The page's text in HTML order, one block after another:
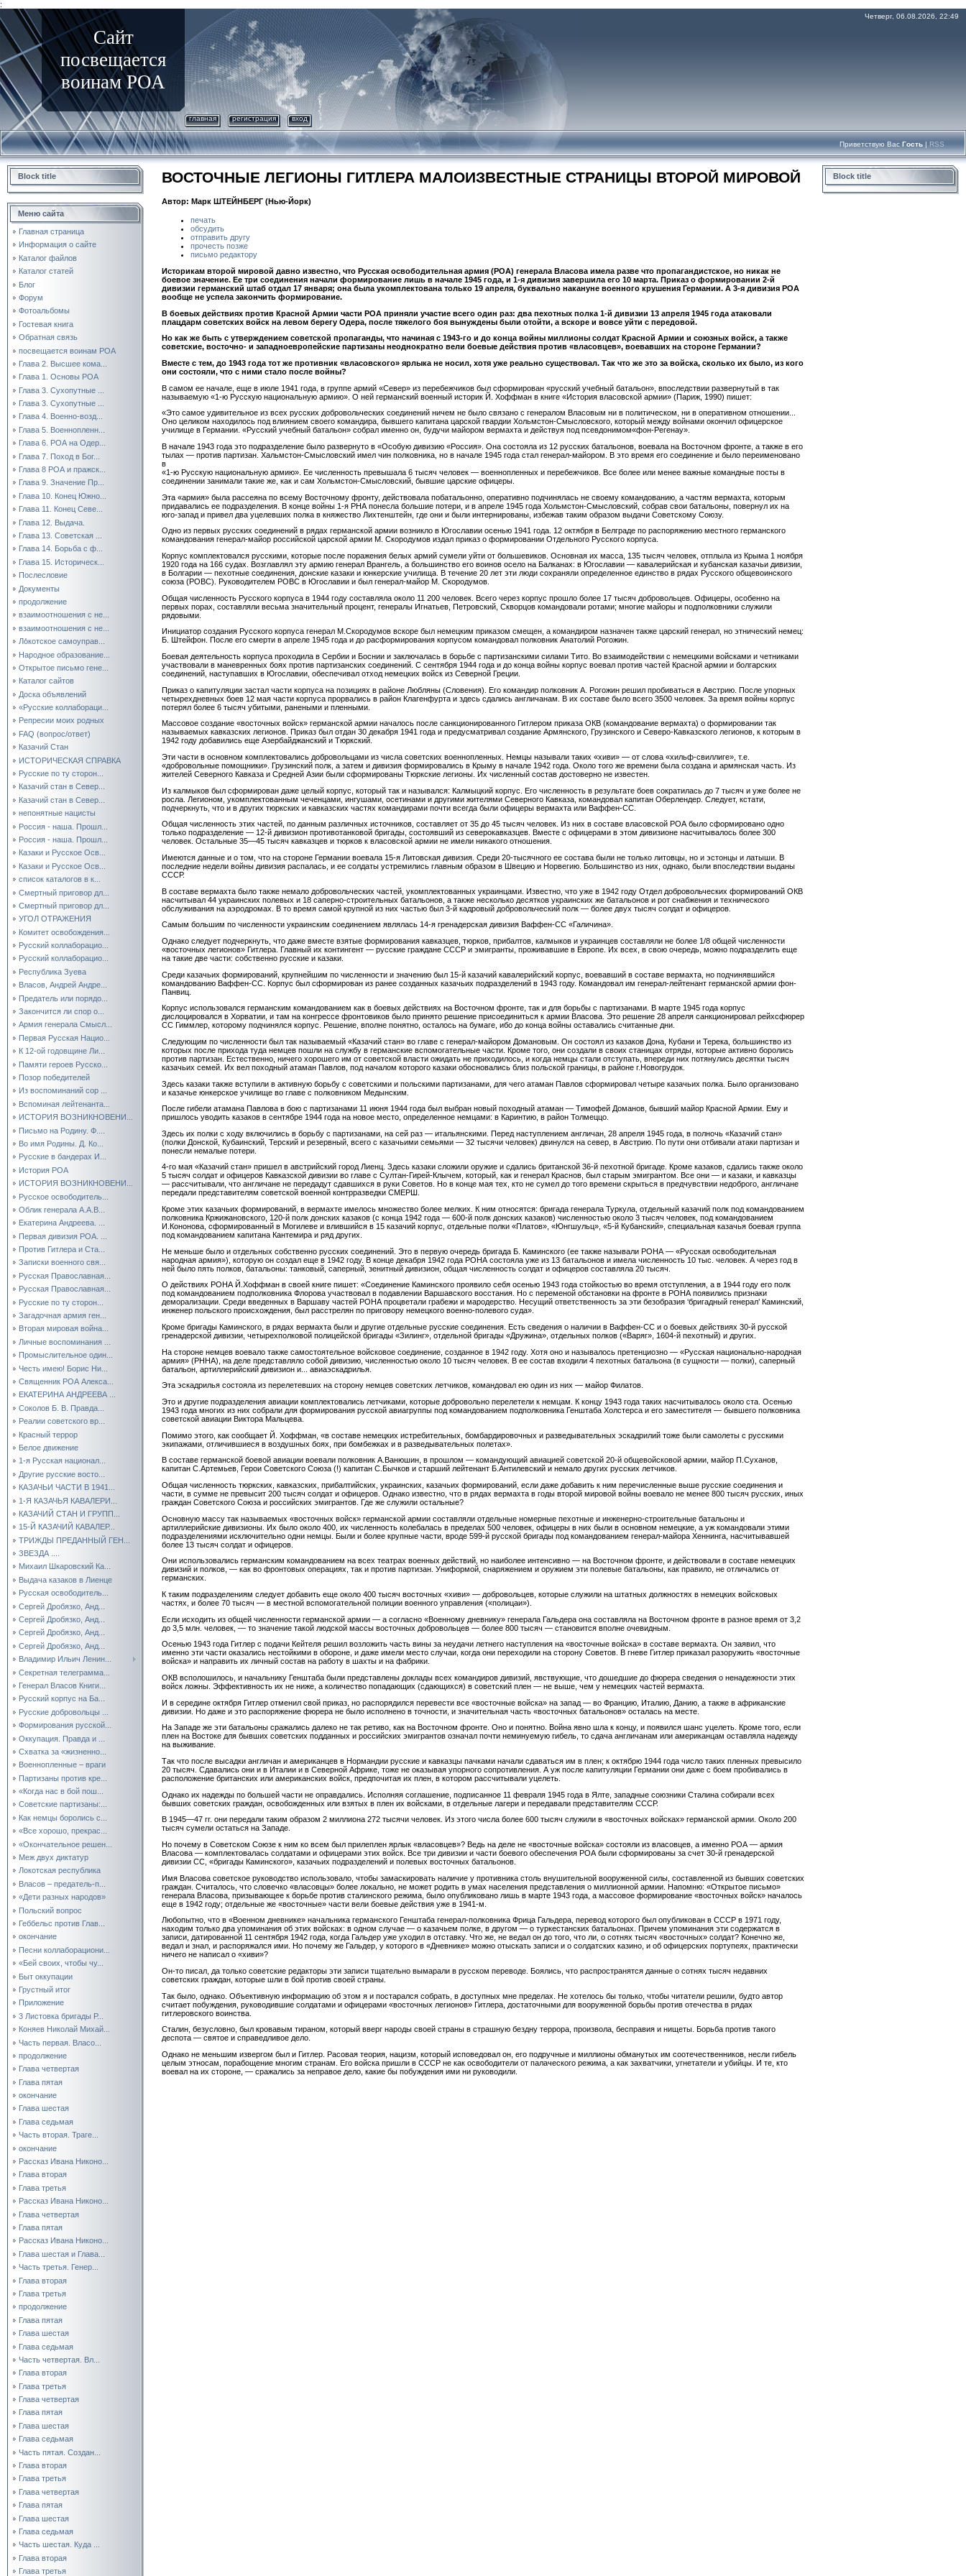
:
Сайт
посвещается
воинам РОА
Четверг, 06.08.2026, 22:49
главная регистрация вход
Приветствую Вас Гость | RSS
Block title
Меню сайта
Главная страница
Информация о сайте
Каталог файлов
Каталог статей
Блог
Форум
Фотоальбомы
Гостевая книга
Обратная связь
посвещается воинам РОА
Глава 2. Высшее кома...
Глава 1. Основы РОА
Глава 3. Сухопутные ...
Глава 3. Сухопутные ...
Глава 4. Военно-возд...
Глава 5. Военнопленн...
Глава 6. РОА на Одер...
Глава 7. Поход в Бог...
Глава 8 РОА и пражск...
Глава 9. Значение Пр...
Глава 10. Конец Южно...
Глава 11. Конец Севе...
Глава 12. Выдача.
Глава 13. Советская ...
Глава 14. Борьба с ф...
Глава 15. Историческ...
Послесловие
Документы
продолжение
взаимоотношения с не...
взаимоотношения с не...
Ло́котское самоуправ...
Народное образование...
Открытое письмо гене...
Каталог сайтов
Доска объявлений
«Русские коллабораци...
Репресии моих родных
FAQ (вопрос/ответ)
Казачий Стан
ИСТОРИЧЕСКАЯ СПРАВКА
Русские по ту сторон...
Казачий стан в Север...
Казачий стан в Север...
непонятные нацисты
Россия - наша. Прошл...
Россия - наша. Прошл...
Казаки и Русское Осв...
Казаки и Русское Осв...
список каталогов в к...
Смертный приговор дл...
Смертный приговор дл...
УГОЛ ОТРАЖЕНИЯ
Комитет освобождения...
Русский коллаборацио...
Русский коллаборацио...
Республика Зуева
Власов, Андрей Андре...
Предатель или порядо...
Закончится ли спор о...
Армия генерала Смысл...
Первая Русская Нацио...
К 12-ой годовщине Ли...
Памяти героев Русско...
Позор победителей
Из воспоминаний сор ...
Вспоминая лейтенанта...
ИСТОРИЯ ВОЗНИКНОВЕНИ...
Письмо на Родину. Ф....
Во имя Родины. Д. Ко...
Русские в бандерах И...
История РОА
ИСТОРИЯ ВОЗНИКНОВЕНИ...
Русское освободитель...
Облик генерала А.А.В...
Екатерина Андреева. ...
Первая дивизия РОА. ...
Против Гитлера и Ста...
Записки военного свя...
Русская Православная...
Русская Православная...
Русские по ту сторон...
Загадочная армия ген...
Вторая мировая война...
Личные воспоминания ...
Промыслительное один...
Честь имею! Борис Ни...
Священник РОА Алекса...
ЕКАТЕРИНА АНДРЕЕВА ...
Соколов Б. В. Правда...
Реалии советского вр...
Красный террор
Белое движение
1-я Русская национал...
Другие русские восто...
КАЗАЧЬИ ЧАСТИ В 1941...
1-Я КАЗАЧЬЯ КАВАЛЕРИ...
КАЗАЧИЙ СТАН И ГРУПП...
15-Й КАЗАЧИЙ КАВАЛЕР...
ТРИЖДЫ ПРЕДАННЫЙ ГЕН...
ЗВЕЗДА ....
Михаил Шкаровский Ка...
Выдача казаков в Лиенце
Русская освободитель...
Сергей Дробязко, Анд...
Сергей Дробязко, Анд...
Сергей Дробязко, Анд...
Сергей Дробязко, Анд...
Владимир Ильич Ленин...
Секретная телеграмма...
Генерал Власов Книги...
Русский корпус на Ба...
Русские добровольцы ...
Формирования русской...
Оккупация. Правда и ...
Схватка за «жизненно...
Военнопленные – враги
Партизаны против кре...
«Когда нас в бой пош...
Советские партизаны:...
Как немцы боролись с...
«Все хорошо, прекрас...
«Окончательное решен...
Меж двух диктатур
Локотская республика
Власов – предатель-п...
«Дети разных народов»
Польский вопрос
Геббельс против Глав...
окончание
Песни коллаборациони...
«Бей своих, чтобы чу...
Быт оккупации
Грустный итог
Приложение
3 Листовка бригады Р...
Коняев Николай Михай...
Часть первая. Власо...
продолжение
Глава четвертая
Глава пятая
окончание
Глава шестая
Глава седьмая
Часть вторая. Траге...
окончание
Рассказ Ивана Никоно...
Глава вторая
Глава третья
Рассказ Ивана Никоно...
Глава четвертая
Глава пятая
Рассказ Ивана Никоно...
Глава шестая и Глава...
Часть третья. Генер...
Глава вторая
Глава третья
продолжение
Глава пятая
Глава шестая
Глава седьмая
Часть четвертая. Вл...
Глава вторая
Глава третья
Глава четвертая
Глава пятая
Глава шестая
Глава седьмая
Часть пятая. Создан...
Глава вторая
Глава третья
Глава четвертая
Глава пятая
Глава шестая
Глава седьмая
Часть шестая. Куда ...
Глава вторая
Глава третья
ВОСТОЧНЫЕ ЛЕГИОНЫ ГИТЛЕРА МАЛОИЗВЕСТНЫЕ СТРАНИЦЫ ВТОРОЙ МИРОВОЙ
Автор: Марк ШТЕЙНБЕРГ (Нью-Йорк)
печать
обсудить
отправить другу
прочесть позже
письмо редактору
Историкам второй мировой давно известно, что Русская освободительная армия (РОА) генерала Власова имела разве что пропагандистское, но никак не
боевое значение. Ее три соединения начали формирование лишь в начале 1945 года, и 1-я дивизия завершила его 10 марта. Приказ о формировании 2-й
дивизии германский штаб отдал 17 января; она была укомплектована только 19 апреля, буквально накануне военного крушения Германии. А 3-я дивизия РОА
вообще не успела закончить формирование.
В боевых действиях против Красной Армии части РОА приняли участие всего один раз: два пехотных полка 1-й дивизии 13 апреля 1945 года атаковали
плацдарм советских войск на левом берегу Одера, после тяжелого боя вынуждены были отойти, а вскоре и вовсе уйти с передовой.
Но как же быть с утверждением советской пропаганды, что начиная с 1943-го и до конца войны миллионы солдат Красной Армии и союзных войск, а также
советские, восточно- и западноевропейские партизаны неоднократно вели боевые действия против «власовцев», воевавших на стороне Германии?
Вместе с тем, до 1943 года тот же противник «власовского» ярлыка не носил, хотя уже реально существовал. Так что же это за войска, сколько их было, из кого
они состояли, что с ними стало после войны?
В самом ее начале, еще в июле 1941 года, в группе армий «Север» из перебежчиков был сформирован «русский учебный батальон», впоследствии развернутый в так
называемую «1-ю Русскую национальную армию». О ней германский военный историк Й. Хоффман в книге «История власовской армии» (Париж, 1990) пишет:
«Это самое удивительное из всех русских добровольческих соединений ничем не было связано с генералом Власовым ни в политическом, ни в оперативном отношении...
Оно целиком находилось под влиянием своего командира, бывшего капитана царской гвардии Хольмстон-Смысловского, который между войнами окончил офицерское
училище в Германии. «Русский учебный батальон» собрал именно он, будучи майором вермахта и действуя под псевдонимом«фон-Регенау».
В начале 1943 года это подразделение было развернуто в «Особую дивизию «Россия». Она состояла из 12 русских батальонов, воевала на Восточном фронте, а также в его
тылах — против партизан. Хальмстон-Смысловский имел чин полковника, но в начале 1945 года стал генерал-майором. В это время его соединение и было переименовано
в
«1-ю Русскую национальную армию». Ее численность превышала 6 тысяч человек — военнопленных и перебежчиков. Все более или менее важные командные посты в
соединении занимали такие же, как и сам Хольмстон-Смысловский, бывшие царские офицеры.
Эта «армия» была рассеяна по всему Восточному фронту, действовала побатальонно, оперативно подчинялась не своему командованию, а частям вермахта, которым
придавались ее подразделения. В конце войны 1-я РНА понесла большие потери, и в апреле 1945 года Хольмстон-Смысловский, собрав свои батальоны, повернул их на
юго-запад и привел два уцелевших полка в княжество Лихтенштейн, где они и были интернированы, избежав таким образом выдачи Советскому Союзу.
Одно из первых русских соединений в рядах германской армии возникло в Югославии осенью 1941 года. 12 октября в Белграде по распоряжению местного германского
командования генерал-майор российской царской армии М. Скородумов издал приказ о формировании Отдельного Русского корпуса.
Корпус комплектовался русскими, которые после поражения белых армий сумели уйти от большевиков. Основная их масса, 135 тысяч человек, отплыла из Крыма 1 ноября
1920 года на 166 судах. Возглавлял эту армию генерал Врангель, а большинство его воинов осело на Балканах: в Югославии — кавалерийская и кубанская казачьи дивизии,
в Болгарии — пехотные соединения, донские казаки и юнкерские училища. В течение 20 лет эти люди сохраняли определенное единство в рядах Русского общевоинского
союза (РОВС). Руководителем РОВС в Югославии и был генерал-майор М. Скородумов.
Общая численность Русского корпуса в 1944 году составляла около 11 200 человек. Всего через корпус прошло более 17 тысяч добровольцев. Офицеры, особенно на
первых порах, составляли весьма значительный процент, генералы Игнатьев, Петровский, Скворцов командовали ротами; многие майоры и подполковники служили
рядовыми.
Инициатор создания Русского корпуса генерал М.Скородумов вскоре был немецким приказом смещен, а командиром назначен также царский генерал, но этнический немец:
Б. Штейфон. После его смерти в апреле 1945 года и до расформирования корпусом командовал полковник Анатолий Рогожин.
Боевая деятельность корпуса проходила в Сербии и Боснии и заключалась в борьбе с партизанскими силами Тито. Во взаимодействии с немецкими войсками и четниками
участвовали в маневренных боях против партизанских соединений. С сентября 1944 года и до конца войны корпус воевал против частей Красной армии и болгарских
соединений, наступавших в Югославии, обеспечивал отход немецких войск из Северной Греции.
Приказ о капитуляции застал части корпуса на позициях в районе Любляны (Словения). Его командир полковник А. Рогожин решил пробиваться в Австрию. После упорных
четырехдневных боев 12 мая части корпуса прорвались в район Клагенфурта и здесь сдались англичанам. В их составе было всего 3500 человек. За время войны корпус
потерял более 6 тысяч убитыми, ранеными и пленными.
Массовое создание «восточных войск» германской армии началось после санкционированного Гитлером приказа ОКВ (командование вермахта) о формировании так
называемых кавказских легионов. Приказ был отдан 30 декабря 1941 года и предусматривал создание Армянского, Грузинского и Северо-Кавказского легионов, к которым в
1942 году добавились еще Азербайджанский и Тюркский.
Эти части в основном комплектовались добровольцами из числа советских военнопленных. Немцы называли таких «хиви» — от слова «хильф-свиллиге», т.е.
«добровольные помощники». Грузинский полк, а затем и дивизия формировались в Крыму в начале 1942 года. Около того же времени была создана и армянская часть. Из
жителей Северного Кавказа и Средней Азии были сформированы Тюркские легионы. Их численный состав достоверно не известен.
Из калмыков был сформирован даже целый корпус, который так и назывался: Калмыцкий корпус. Его численность в результате боев сократилась до 7 тысяч и уже более не
росла. Легионом, укомплектованным чеченцами, ингушами, осетинами и другими жителями Северного Кавказа, командовал капитан Оберлендер. Следует, кстати,
подчеркнуть, что и в других тюркских и кавказских частях командирами почти всегда были офицеры вермахта или Ваффен-СС.
Общая численность этих частей, по данным различных источников, составляет от 35 до 45 тысяч человек. Из них в составе власовской РОА было сформировано одно
только подразделение — 12-й дивизион противотанковой бригады, состоявший из северокавказцев. Вместе с офицерами в этом дивизионе насчитывалось более 300
человек. Остальные 35—45 тысяч кавказцев и тюрков к власовской армии не имели никакого отношения.
Имеются данные и о том, что на стороне Германии воевала 15-я Литовская дивизия. Среди 20-тысячного ее состава были не только литовцы, но и эстонцы и латыши. В
последние недели войны дивизия распалась, и ее солдаты устремились главным образом в Швецию и Норвегию. Большинство из них, однако, были впоследствии выданы
СССР.
В составе вермахта было также немало добровольческих частей, укомплектованных украинцами. Известно, что уже в 1942 году Отдел добровольческих формирований ОКВ
насчитывал 44 украинских полевых и 18 саперно-строительных батальонов, а также несколько десятков украинских же батальонов и рот снабжения и технического
обслуживания на аэродромах. В то время самой крупной из них частью был 3-й кадровый добровольческий полк — более двух тысяч солдат и офицеров.
Самым большим по численности украинским соединением являлась 14-я гренадерская дивизия Ваффен-СС «Галичина».
Однако следует подчеркнуть, что даже вместе взятые формирования кавказцев, тюрков, прибалтов, калмыков и украинцев составляли не более 1/8 общей численности
«восточных легионов» Гитлера. Главный их контингент — русские граждане СССР и эмигранты, проживавшие в Европе. Их всех, в свою очередь, можно подразделить еще
на такие две части: собственно русские и казаки.
Среди казачьих формирований, крупнейшим по численности и значению был 15-й казачий кавалерийский корпус, воевавший в составе вермахта, но подчинявшийся
командованию Ваффен-СС. Корпус был сформирован из ранее созданных казачьих подразделений в 1943 году. Командовал им генерал-лейтенант германской армии фон-
Панвиц.
Корпус использовался германским командованием как в боевых действиях на Восточном фронте, так и для борьбы с партизанами. В марте 1945 года корпус
дислоцировался в Хорватии, и там на конгрессе фронтовиков было принято решение присоединиться к армии Власова. Это решение 28 апреля санкционировал рейхсфюрер
СС Гиммлер, которому подчинялся корпус. Решение, вполне понятно, осталось на бумаге, ибо до конца войны оставались считанные дни.
Следующим по численности был так называемый «Казачий стан» во главе с генерал-майором Домановым. Он состоял из казаков Дона, Кубани и Терека, большинство из
которых после прихода туда немцев пошли на службу в германские вспомогательные части. Кроме того, они создали в своих станицах отряды, которые активно боролись
против партизан. Естественно, ничего хорошего им от советской власти ожидать не приходилось, и когда немцы стали отступать, впереди них потянулись десятки тысяч
казачьих семей. Их вел походный атаман Павлов, под началом которого казаки обосновались близ польской границы, в районе г.Новогрудок.
Здесь казаки также вступили в активную борьбу с советскими и польскими партизанами, для чего атаман Павлов сформировал четыре казачьих полка. Было организовано
и казачье юнкерское училище во главе с полковником Медынским.
После гибели атамана Павлова в бою с партизанами 11 июня 1944 года был выбран новый походный атаман — Тимофей Доманов, бывший майор Красной Армии. Ему и
пришлось уводить казаков в сентябре 1944 года на новое место, определенное немцами: в Каринтию, в район Толмеццо.
Здесь их полки с ходу включились в борьбу с партизанами, на сей раз — итальянскими. Перед наступлением англичан, 28 апреля 1945 года, в полночь «Казачий стан»
(полки Донской, Кубаинский, Терский и резервный, всего с казачьими семьями — 32 тысячи человек) двинулся на север, в Австрию. По пути они отбивали атаки партизан и
понесли немалые потери.
4-го мая «Казачий стан» пришел в австрийский город Лиенц. Здесь казаки сложили оружие и сдались британской 36-й пехотной бригаде. Кроме казаков, сдались также около
5 тысяч солдат и офицеров Кавказской дивизии во главе с Султан-Гирей-Клычем, который, как и генерал Краснов, был старым эмигрантом. Все они — и казаки, и кавказцы
— рассчитывали, что англичане не передадут сдавшихся в руки Советов. Но в конце мая тех, кто не сумел до того времени скрыться в предчувствии недоброго, англичане
передали представителям советской военной контрразведки СМЕРШ.
Кроме этих казачьих формирований, в вермахте имелось множество более мелких. К ним относятся: бригада генерала Туркула, отдельный казачий полк под командованием
полковника Кржижановского, 120-й полк донских казаков (с конца 1942 года — 600-й полк донских казаков) численностью около 3 тысяч человек, под командованием
И.Кононова, сформированный в Могилеве и влившийся в 15 казачий корпус, отдельные полки «Платов», «Юнгшульц», «5-й Кубанский», специальная казачья боевая группа
под командованием капитана Кантемира и ряд других.
Не меньше было и отдельных собственно русских соединений. Это в первую очередь бригада Б. Каминского (ее также называли РОНА — «Русская освободительная
народная армия»), которую он создал еще в 1942 году. В конце декабря 1942 года РОНА состояла уже из 13 батальонов и имела численность 10 тыс. человек. А через год в
ней было пять полков, батальоны: танковый, саперный, зенитный дивизион, общая численность солдат и офицеров составляла 20 тысяч.
О действиях РОНА Й.Хоффман в своей книге пишет: «Соединение Каминского проявило себя осенью 1943 года стойкостью во время отступления, а в 1944 году его полк
под командованием подполковника Флорова участвовал в подавлении Варшавского восстания. Но с переменой обстановки на фронте в РОНА появились признаки
деморализации. Среди введенных в Варшаву частей РОНА процветали грабежи и мародерство. Несущий ответственность за эти безобразия ‘бригадный генерал’ Каминский,
инженер польского происхождения, был расстрелян по приговору немецкого военно-полевого суда».
Кроме бригады Каминского, в рядах вермахта были и другие отдельные русские соединения. Есть сведения о наличии в Ваффен-СС и о боевых действиях 30-й русской
гренадерской дивизии, четырехполковой полицейской бригады «Зилинг», отдельной бригады «Дружина», отдельных полков («Варяг», 1604-й пехотный) и других.
На стороне немцев воевало также самостоятельное войсковое соединение, созданное в 1942 году. Хотя оно и называлось претенциозно — «Русская национально-народная
армия» (РННА), на деле представляло собой дивизию, численностью около 10 тысяч человек. В ее состав входили 4 пехотных батальона (в сущности — полки), саперный
батальон, артиллерийский дивизион и... авиаэскадрилья.
Эта эскадрилья состояла из перелетевших на сторону немцев советских летчиков, командовал ею один из них — майор Филатов.
Это и другие подразделения авиации комплектовались летчиками, которые добровольно перелетели к немцам. К концу 1943 года таких насчитывалось около ста. Осенью
1943 года многих из них собрали для формирования русской авиагруппы под командованием подполковника Генштаба Холстерса и его заместителя — бывшего полковника
советской авиации Виктора Мальцева.
Помимо этого, как сообщает Й. Хоффман, «в составе немецких истребительных, бомбардировочных и разведывательных эскадрилий тоже были самолеты с русскими
экипажами, отличившиеся в воздушных боях, при бомбежках и в разведывательных полетах».
В составе германской боевой авиации воевали полковник А.Ванюшин, в прошлом — командующий авиацией советской 20-й общевойсковой армии, майор П.Суханов,
капитан С.Артемьев, Герои Советского Союза (!) капитан С.Бычков и старший лейтенант Б.Антилевский и немало других русских летчиков.
Общая численность тюркских, кавказских, прибалтийских, украинских, казачьих формирований, если даже добавить к ним перечисленные выше русские соединения и
части, в сумме не превысит 200 тысяч солдат и офицеров. Однако известно, что в рядах вермахта в годы второй мировой войны воевало не менее 800 тысяч русских, иных
граждан Советского Союза и российских эмигрантов. Где же служили остальные?
Основную массу так называемых «восточных войск» германской армии составляли отдельные номерные пехотные и инженерно-строительные батальоны и
артиллерийские дивизионы. Их было около 400, их численность колебалась в пределах 500 человек, офицеры в них были в основном немецкие, а уж командовали этими
подразделениями исключительно одни немцы. Были и более крупные части, вроде 599-й русской бригады под командованием генерал-майора Хеннинга, насчитывавшей
более 13 тысяч солдат и офицеров.
Они использовались германским командованием на всех театрах военных действий, но наиболее интенсивно — на Восточном фронте, и действовали в составе немецких
дивизий и полков, — как во фронтовых операциях, так и против партизан. Униформой, снаряжением и оружием эти полевые батальоны, как правило, не отличались от
германских.
К таким подразделениям следует добавить еще около 400 тысяч восточных «хиви» — добровольцев, которые служили на штатных должностях в немецких войсковых
частях, и более 70 тысяч — в местной вспомогательной полиции военного управления («полицаи»).
Если исходить из общей численности германской армии — а согласно «Военному дневнику» генерала Гальдера она составляла на Восточном фронте в разное время от 3,2
до 3,5 млн. человек, — то значение такой людской массы восточных добровольцев — более 800 тысяч — становится вполне очевидным.
Осенью 1943 года Гитлер с подачи Кейтеля решил возложить часть вины за неудачи летнего наступления на «восточные войска» в составе вермахта. Он заявил, что
именно эти части оказались нестойкими в обороне, и даже имели место случаи, когда они переходили на сторону Советов. В гневе Гитлер приказал разоружить «восточные
войска» и направить их личный состав на работу в шахты и на фабрики.
ОКВ всполошилось, и начальнику Генштаба были представлены доклады всех командиров дивизий, явствующие, что дошедшие до фюрера сведения о ненадежности этих
войск ложны. Эффективность их не ниже, а количество попадающих (сдающихся) в советский плен — не выше, чем у немецких частей вермахта.
И в середине октября Гитлер отменил свой приказ, но распорядился перевести все «восточные войска» на запад — во Францию, Италию, Данию, а также в африканские
дивизии. Но даже и это распоряжение фюрера не было исполнено в точности, и значительная часть «восточных батальонов» осталась на месте.
На Западе же эти батальоны сражались далеко не так ретиво, как на Восточном фронте. Оно и понятно. Война явно шла к концу, и появился шанс уцелеть. Кроме того, если
плен на Востоке для бывших советских подданных и российских эмигрантов означал почти неминуемую гибель, то сдача англичанам или американцам оставляла надежду
на выживание.
Так что после высадки англичан и американцев в Нормандии русские и кавказцы пачками начали сдаваться им в плен; к октябрю 1944 года число таких пленных превысило
20 тысяч. Сдавались они и в Италии и в Северной Африке, тоже не оказывая упорного сопротивления. А уж после капитуляции Германии они даже с боем пробивались в
расположение британских или американских войск, предпочитая их плен, в котором рассчитывали уцелеть.
Однако их надежды по большей части не оправдались. Исполняя соглашение, подписанное 11 февраля 1945 года в Ялте, западные союзники Сталина собирали всех
бывших советских граждан, освобожденных или взятых в плен их войсками, в отдельные лагери и передавали представителям СССР.
В 1945—47 гг. они передали таким образом 2 миллиона 272 тысячи человек. Из этого числа более 600 тысяч служили в «восточных войсках» германской армии. Около 200
тысяч сумели остаться на Западе.
Но почему в Советском Союзе к ним ко всем был прилеплен ярлык «власовцев»? Ведь на деле не «восточные войска» состояли из власовцев, а именно РОА — армия
Власова — комплектовалась солдатами и офицерами этих войск. Все три дивизии и части боевого обеспечения РОА были сформированы за счет 30-й гренадерской
дивизии СС, «бригады Каминского», казачьих подразделений и полевых восточных батальонов.
Имя Власова советское руководство использовало, чтобы замаскировать наличие у противника столь внушительной вооруженной силы, составленной из бывших советских
граждан. Считалось, что словечко «власовцы» более локально, не может родить в умах населения представления о миллионной армии. Напомню: «Открытое письмо»
генерала Власова, призывающее к борьбе против сталинского режима, было опубликовано лишь в марте 1943 года, а массовое формирование «восточных войск» началось
еще в 1942 году; отдельные же «восточные» части вели боевые действия уже в 1941-м.
Любопытно, что в «Военном дневнике» начальника германского Генштаба генерал-полковника Фрица Гальдера, перевод которого был опубликован в СССР в 1971 году,
находим только два упоминания об этих войсках: в одном случае — о казачьем полке, в другом — о туркестанских батальонах. Причем упоминания эти содержатся в
записи, датированной 11 сентября 1942 года, когда Гальдер уже уходил в отставку. Что же, не ведал он до того, что ли, о сотнях тысяч «восточных» солдат? Конечно же,
ведал и знал, и распоряжался ими. Но почему же Гальдер, у которого в «Дневнике» можно отыскать записи и о солдатских казино, и об офицерских портупеях, практически
ничего не написал о «хиви»?
Он-то писал, да только советские редакторы эти записи тщательно вымарали в русском переводе. Боялись, что распространятся данные о сотнях тысяч недавних
советских граждан, которые шли в бой против своей страны.
Так было, однако. Объективную информацию об этом я и постарался собрать, в доступных мне пределах. Не хотелось бы только, чтобы читатели решили, будто автор
считает побуждения, руководившие солдатами и офицерами «восточных легионов» Гитлера, достаточными для вооруженной борьбы против отечества в рядах
гитлеровского воинства.
Сталин, безусловно, был кровавым тираном, который вверг народы своей страны в страшную бездну террора, произвола, бесправия и нищеты. Борьба против такого
деспота — святое и справедливое дело.
Однако не меньшим извергом был и Гитлер. Расовая теория, нацизм, который исповедовал он, его подручные и миллионы обманутых им соотечественников, несли гибель
целым этносам, порабощение многим странам. Его войска пришли в СССР не как освободители от палаческого режима, а как захватчики, угнетатели и убийцы. И те, кто
воевал на их стороне, — сражались за неправое дело, какие бы побуждения ими ни руководили.
Block title